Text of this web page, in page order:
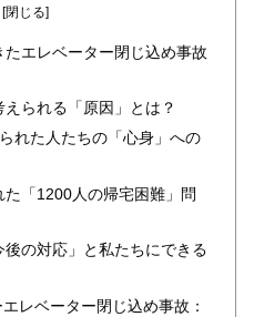
エレベーター閉じ込め事故
られる「原因」とは？
れた人たちの「心身」への
「1200人の帰宅困難」問
の対応」と私たちにできる
レベーター閉じ込め事故：